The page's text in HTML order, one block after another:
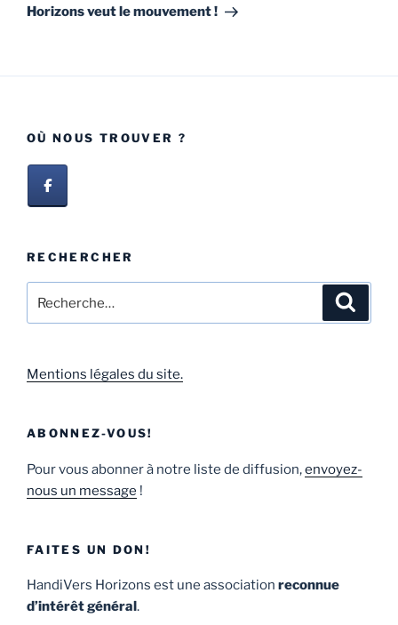
Horizons veut le mouvement !
OÙ NOUS TROUVER ?
RECHERCHER
Mentions légales du site.
ABONNEZ-VOUS!
Pour vous abonner à notre liste de diffusion,envoyez-
nous un message !
FAITES UN DON!
HandiVers Horizons est une association reconnue
d’intérêt général.